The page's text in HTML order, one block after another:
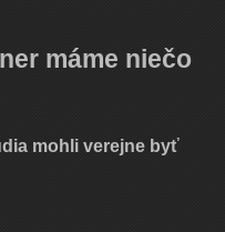
máme niečo
mohli verejne byť